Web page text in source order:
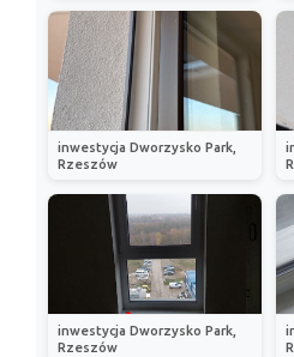
inwestycja Dworzysko Park,
Rzeszów
inwestycja Dworzysko Park,
Rzeszów